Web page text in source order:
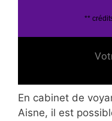
**
En cabinet de
Aisne, il est